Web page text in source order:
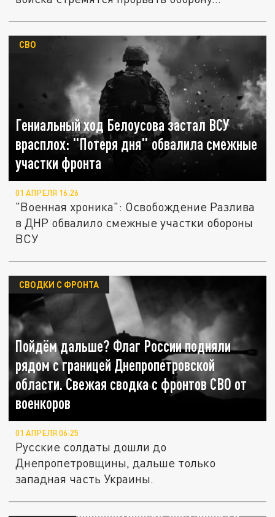
Гениальный ход Белоусова застал ВСУ
врасплох: "Потеря дня" обвалила смежные
участки фронта
СВО
01 АПРЕЛЯ 16:26
"Военная хроника": Освобождение Разлива
в ДНР обвалило смежные участки обороны
ВСУ
Пойдём дальше? Флаг России подняли
рядом с границей Днепропетровской
области. Свежая сводка с фронтов СВО от
военкоров
СВОДКИ С ФРОНТА
01 АПРЕЛЯ 06:25
Русские солдаты дошли до
Днепропетровщины, дальше только
западная часть Украины.
СВО – сводка на 27 марта: мощнейшие